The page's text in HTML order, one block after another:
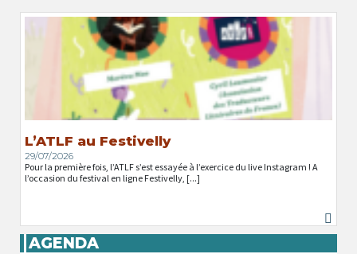
L’ATLF au Festivelly
29/07/2026
Pour la première fois, l’ATLF s’est essayée à l’exercice du live Instagram ! A
l’occasion du festival en ligne Festivelly, [...]
AGENDA